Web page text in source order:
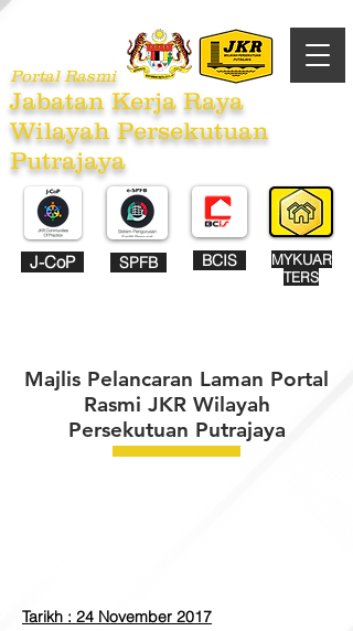
Portal Rasmi
Jabatan Kerja Raya
Wilayah Persekutuan
Putrajaya
J-CoP
MYKUAR
TERS
SPFB BCIS
Majlis Pelancaran Laman Portal
Rasmi JKR Wilayah
Persekutuan Putrajaya
Tarikh : 24 November 2017